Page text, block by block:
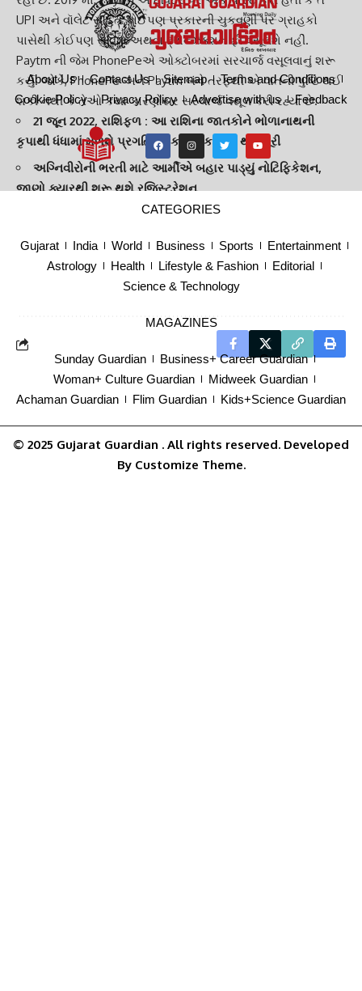
UPI અને વૉલેટ સહિત કોઈપણ પ્રકારની ચુકવણી પર ગ્રાહકો
પાસેથી કોઈપણ સુવિધા અથવા ટ્રાન્ઝેક્શન ફી વસૂલશે નહીં.
Paytm ની જેમ PhonePeએ ઓક્ટોબરમાં સરચાર્જ વસૂલવાનું શરૂ
કર્યું. જોકે, PhonePe અને Paytm બંને તરફથી એ વાતની પુષ્ટિ થઈ
શકી નથી કે તેઓ કયા કારણોસર સરચાર્જ વસૂલ કરી રહ્યાં છે.
21 જૂન 2022, રાશિફળ : આ રાશિના જાતકોને ભોળાનાથની
કૃપાથી ધંધામાં મળશે પ્રગતિ, દરેક મનોકામના થશે પૂરી
અગ્નિવીરોની ભરતી માટે આર્મીએ બહાર પાડ્યું નોટિફિકેશન,
જાણો ક્યારથી શરૂ થશે રજિસ્ટ્રેશન
TAGGED:GUJARAT GUJARAT GUARDIAN INDIA NEWS
Paytm PhonePe Utility News
About Us Contact Us Sitemap
Terms and Conditions
Cookie Policy
Privacy Policy Advertise with us Feedback
CATEGORIES
Gujarat India World Business Sports
Entertainment
Astrology
Health Lifestyle & Fashion
Editorial
Science & Technology
MAGAZINES
Sunday Guardian
Business+ Career Guardian
Woman+ Culture Guardian
Midweek Guardian
Achaman Guardian
Flim Guardian Kids+Science Guardian
© 2025 Gujarat Guardian . All rights reserved. Developed
By Customize Theme.